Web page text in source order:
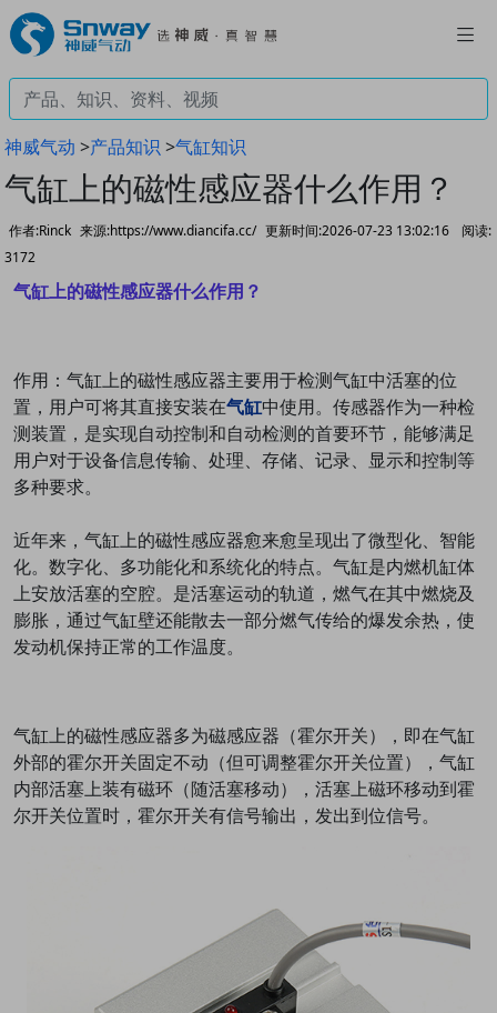
神威气动 >产品知识 >气缸知识
气缸上的磁性感应器什么作用？
作者:Rinck 来源:https://www.diancifa.cc/ 更新时间:2026-07-23 13:02:16
阅读:
3172
气缸上的磁性感应器什么作用？
作用： 气缸上的磁性感应器主要用于检测气缸中活塞的位
置，用户可将其直接安装在气缸中使用。传感器作为一种检
测装置，是实现自动控制和自动检测的首要环节，能够满足
用户对于设备信息传输、处理、存储、记录、显示和控制等
多种要求。
近年来， 气缸上的磁性感应器愈来愈呈现出了微型化、智能
化。数字化、多功能化和系统化的特点。气缸是内燃机缸体
上安放活塞的空腔。是活塞运动的轨道，燃气在其中燃烧及
膨胀，通过气缸壁还能散去一部分燃气传给的爆发余热，使
发动机保持正常的工作温度。
气缸上的磁性感应器多为磁感应器（霍尔开关），即在气缸
外部的霍尔开关固定不动（但可调整霍尔开关位置），气缸
内部活塞上装有磁环（随活塞移动），活塞上磁环移动到霍
尔开关位置时，霍尔开关有信号输出，发出到位信号。